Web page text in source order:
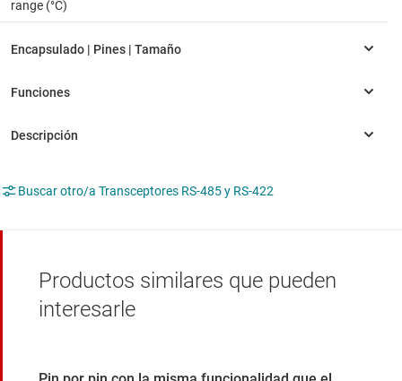
range (°C)
Buscar otro/a Transceptores RS-485 y RS-422
Productos similares que pueden
interesarle